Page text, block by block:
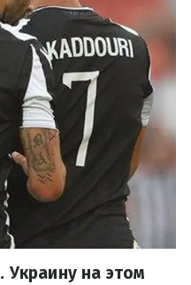
Украину на этом